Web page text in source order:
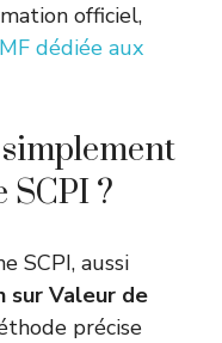
officiel,
dédiée aux
SCPI ?
SCPI, aussi
sur Valeur de
précise